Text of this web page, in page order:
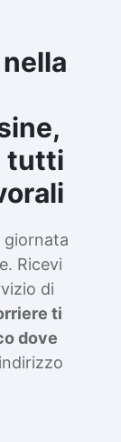
nella
tutti
giornata
Ricevi
di
ti
dove